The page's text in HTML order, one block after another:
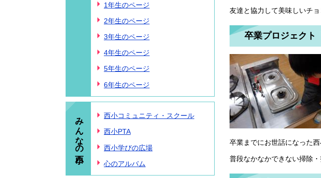
1年生のページ
2年生のページ
3年生のページ
4年生のページ
5年生のページ
6年生のページ
みんなの西小 西小コミュニティ・スクール
西小PTA
西小学びの広場
心のアルバム
友達と協力して美味しいチ
卒業プロジェクト
卒業までにお世話になった
普段なかなかできない掃除